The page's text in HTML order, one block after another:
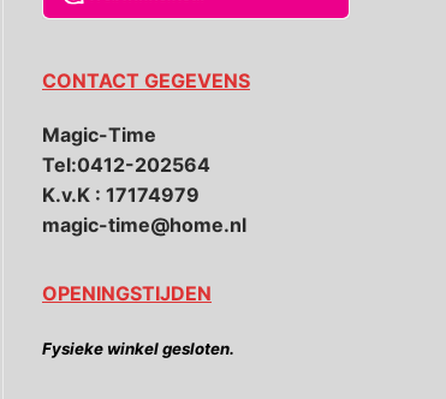
CONTACT GEGEVENS
Magic-Time
Tel:0412-202564
K.v.K : 17174979
magic-time@home.nl
OPENINGSTIJDEN
Fysieke winkel gesloten.